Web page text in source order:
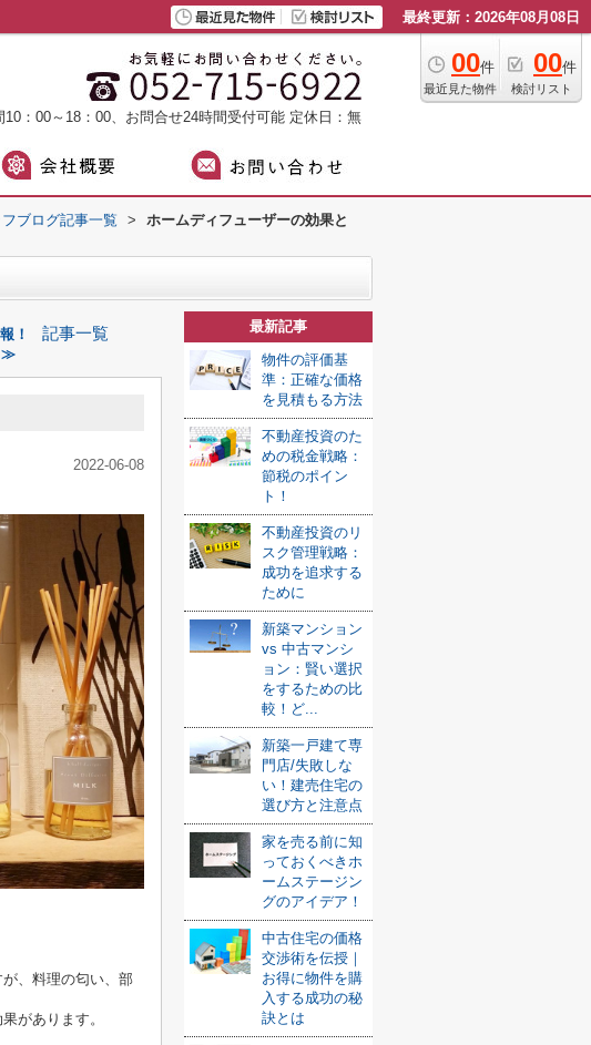
最終更新：2026年08月08日
00件
最近見た物件
00件
検討リスト
：00～18：00、お問合せ24時間受付可能 定休日：無
ブログ記事一覧 >
ホームディフューザーの効果と
！ 記事一覧
≫
2022-06-08
、料理の匂い、部
があります。
最新記事
物件の評価基
準：正確な価格
を見積もる方法
不動産投資のた
めの税金戦略：
節税のポイン
ト！
不動産投資のリ
スク管理戦略：
成功を追求する
ために
新築マンション
vs 中古マンシ
ョン：賢い選択
をするための比
較！ど...
新築一戸建て専
門店/失敗しな
い！建売住宅の
選び方と注意点
家を売る前に知
っておくべきホ
ームステージン
グのアイデア！
中古住宅の価格
交渉術を伝授｜
お得に物件を購
入する成功の秘
訣とは